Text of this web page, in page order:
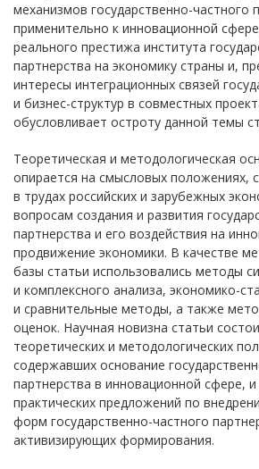
механизмов государственно-частного
применительно к инновационной
реального престижа института
партнерства на экономику страны и,
интересы интеграционных связей
и бизнес-структур в совместных
обусловливает остроту данной темы
Теоретическая и методологическая
опирается на смысловых положениях,
в трудах российских и зарубежных
вопросам создания и развития
партнерства и его воздействия на
продвижение экономики. В качестве
базы статьи использовались методы
и комплексного анализа, экономико-
и сравнительные методы, а также
оценок. Научная новизна статьи
теоретических и методологических
содержавших основание
партнерства в инновационной сфере,
практических предложений по
форм государственно-частного
активизирующих формирования.